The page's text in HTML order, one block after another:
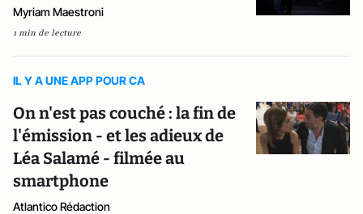
Myriam Maestroni
1 min de lecture
IL Y A UNE APP POUR CA
On n'est pas couché : la fin de
l'émission - et les adieux de
Léa Salamé - filmée au
smartphone
Atlantico Rédaction